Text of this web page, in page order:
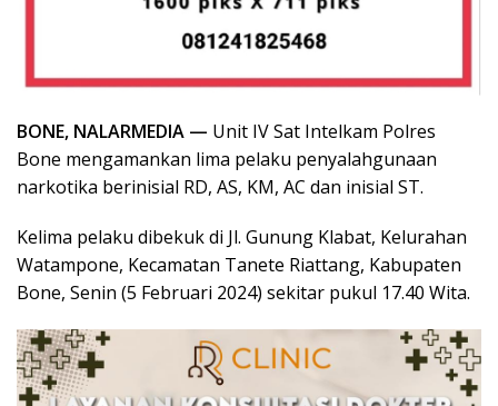
BONE, NALARMEDIA — Unit IV Sat Intelkam Polres
Bone mengamankan lima pelaku penyalahgunaan
narkotika berinisial RD, AS, KM, AC dan inisial ST.
Kelima pelaku dibekuk di Jl. Gunung Klabat, Kelurahan
Watampone, Kecamatan Tanete Riattang, Kabupaten
Bone, Senin (5 Februari 2024) sekitar pukul 17.40 Wita.